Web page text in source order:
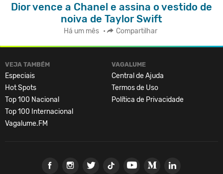
Dior vence a Chanel e assina o vestido de
noiva de Taylor Swift
Há um mês • Compartilhar
VEJA TAMBÉM
Especiais
Hot Spots
Top 100 Nacional
Top 100 Internacional
Vagalume.FM
VAGALUME
Central de Ajuda
Termos de Uso
Política de Privacidade